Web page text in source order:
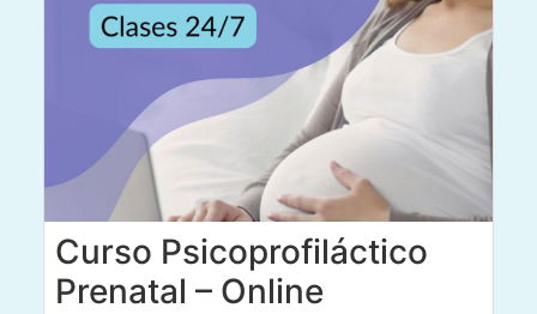
Curso Psicoprofiláctico
Prenatal – Online